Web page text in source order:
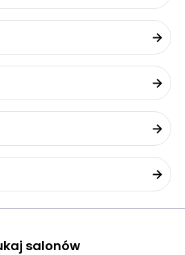
salonów